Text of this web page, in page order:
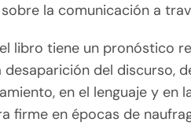
la comunicación a
libro tiene un pronóstico
desaparición del discurso,
en el lenguaje y en
firme en épocas de